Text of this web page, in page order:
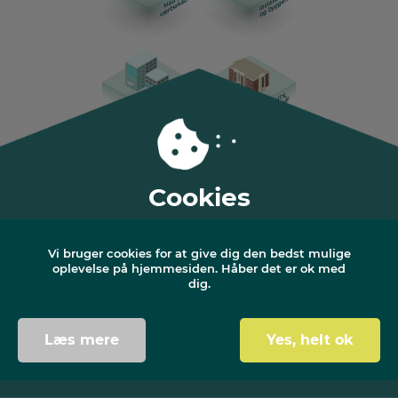
Cookies
Vi bruger cookies for at give dig den bedst mulige
oplevelse på hjemmesiden. Håber det er ok med
dig.
Læs mere Yes, helt ok